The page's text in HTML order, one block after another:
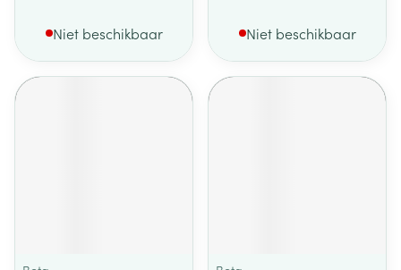
Niet beschikbaar Niet beschikbaar